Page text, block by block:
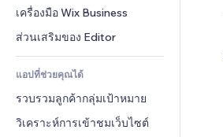
(Crowdfunding)
อาหาร & เครื่องดื่ม
ข่าว
แบนเนอร์ & สัญลักษณ์
เครื่องคำนวน
ค้นหา
อากาศ
แผนภูมิ & ตาราง
โทรศัพท์
ชุมชน
รีวิว & การรับรอง
CRM
เครื่องมือ Wix Business
ส่วนเสริมของ Editor
แอปที่ช่วยคุณได้
รวบรวมลูกค้ากลุ่มเป้าหมาย
วิเคราะห์การเข้าชมเว็บไซต์